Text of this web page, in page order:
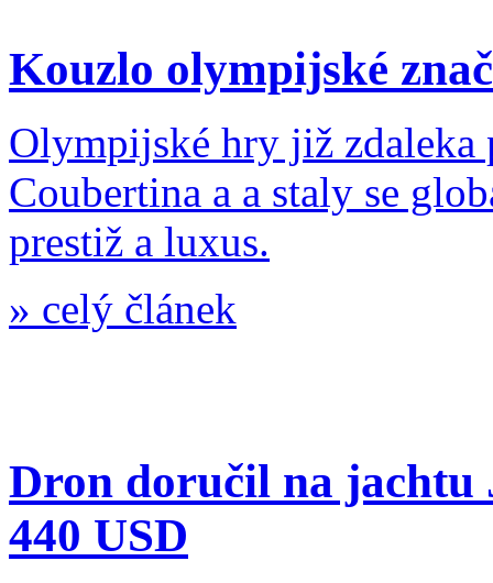
Kouzlo olympijské
Olympijské hry již zdaleka
Coubertina a a staly se
prestiž a luxus.
» celý článek
Dron doručil na jachtu
440 USD